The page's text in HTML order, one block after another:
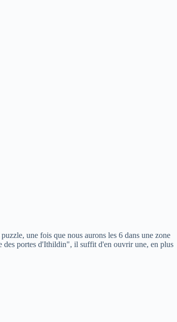
une fois que nous aurons les 6 dans une zone
des portes d'Ithildin", il suffit d'en ouvrir une, en plus